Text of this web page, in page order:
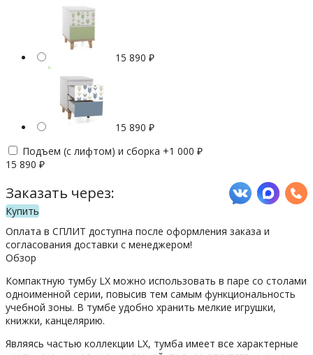
15 890 ₽
15 890 ₽
Подъем (с лифтом) и сборка +1 000 ₽
15 890 ₽
Заказать через:
Купить
Оплата в СПЛИТ доступна после оформления заказа и
согласования доставки с менеджером!
Обзор
Компактную тумбу LX можно использовать в паре со столами
одноименной серии, повысив тем самым функциональность
учебной зоны. В тумбе удобно хранить мелкие игрушки,
книжки, канцелярию.
Являясь частью коллекции LX, тумба имеет все характерные